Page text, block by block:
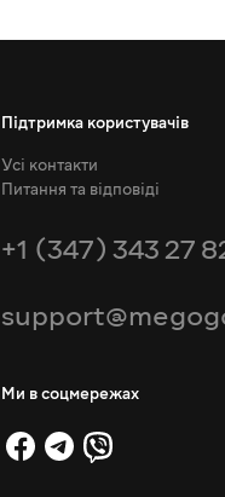
Підтримка користувачів
Усі контакти
Питання та відповіді
+1 (347) 343 27
Ми в соцмережах